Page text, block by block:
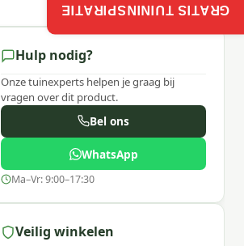
Hulp nodig?
Onze tuinexperts helpen je graag bij
vragen over dit product.
Bel ons
WhatsApp
Ma–Vr: 9:00–17:30
Veilig winkelen
GRATIS TUININSPIRATIE